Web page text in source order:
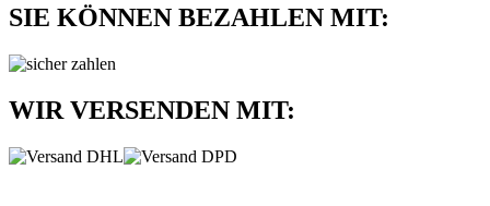
SIE KÖNNEN BEZAHLEN MIT:
WIR VERSENDEN MIT: